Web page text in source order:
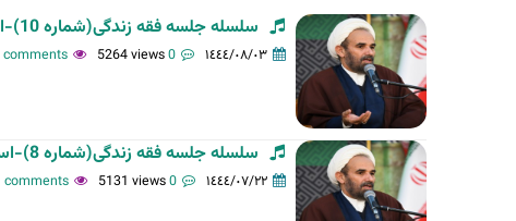
ت
ب
و
ي
ب
ا
ت
ا
سلسله جلسه فقه زندگی(شماره 10)-استاد فلاح زاده-04-12-1401
١٤٤٤/٠٨/٠٣ 0 comments
5264 views
سلسله جلسه فقه زندگی(شماره 8)-استاد فلاح زاده-20-11-1401
١٤٤٤/٠٧/٢٢ 0 comments
5131 views